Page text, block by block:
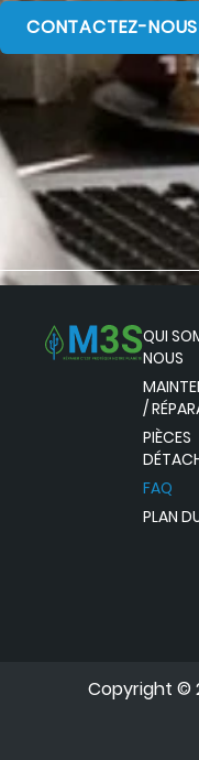
CONTACTEZ-NOUS
QUI
NOUS
/
PIÈCES
FAQ
PLAN
Copyright ©